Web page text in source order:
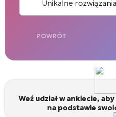
Unikalne
POWRÓT
Weź udział w ankiecie,
na podstawie